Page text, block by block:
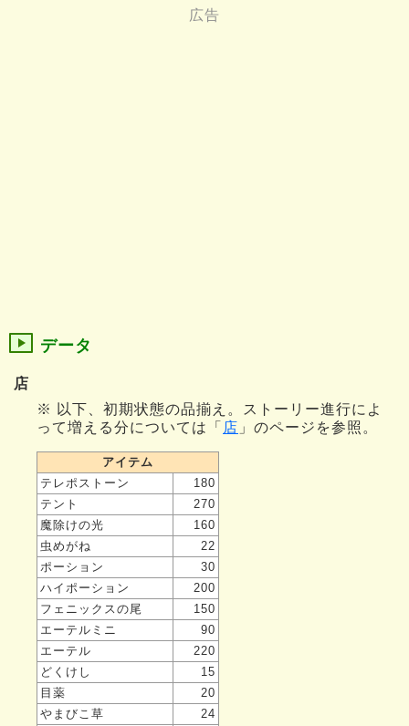
データ
店
※ 以下、初期状態の品揃え。ストーリー進行によ
って増える分については「 店 」のページを参照。
アイテム
テレポストーン
180
テント
270
魔除けの光
160
虫めがね
22
ポーション
30
ハイポーション
200
フェニックスの尾
150
エーテルミニ
90
エーテル
220
どくけし
15
目薬
20
やまびこ草
24